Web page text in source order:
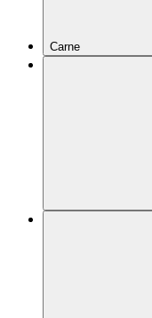
Carne